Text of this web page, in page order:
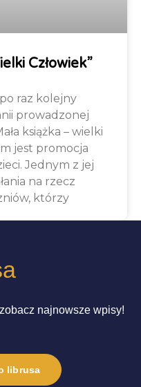
Człowiek”
raz kolejny
prowadzonej
książka – wielki
jest promocja
Jednym z jej
na rzecz
którzy
najnowsze wpisy!
librusa